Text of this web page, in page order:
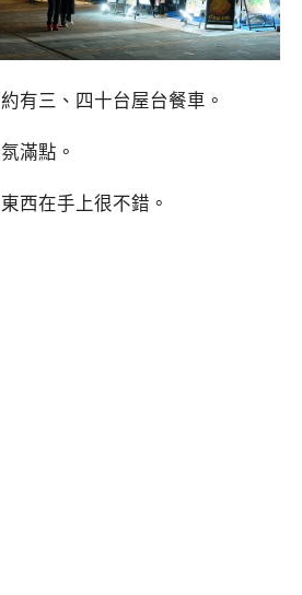
有三、四十台屋台餐車。
滿點。
西在手上很不錯。